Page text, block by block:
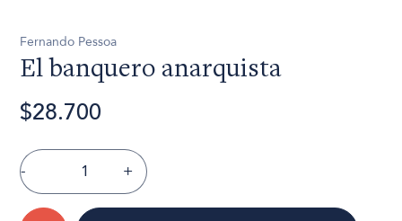
Fernando Pessoa
El banquero anarquista
$28.700
- +